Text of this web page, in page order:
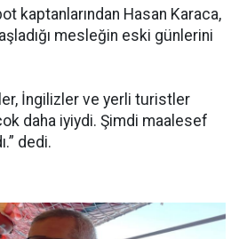
kaptanlarından Hasan Karaca,
mesleğin eski günlerini
İngilizler ve yerli turistler
daha iyiydi. Şimdi maalesef
dedi.